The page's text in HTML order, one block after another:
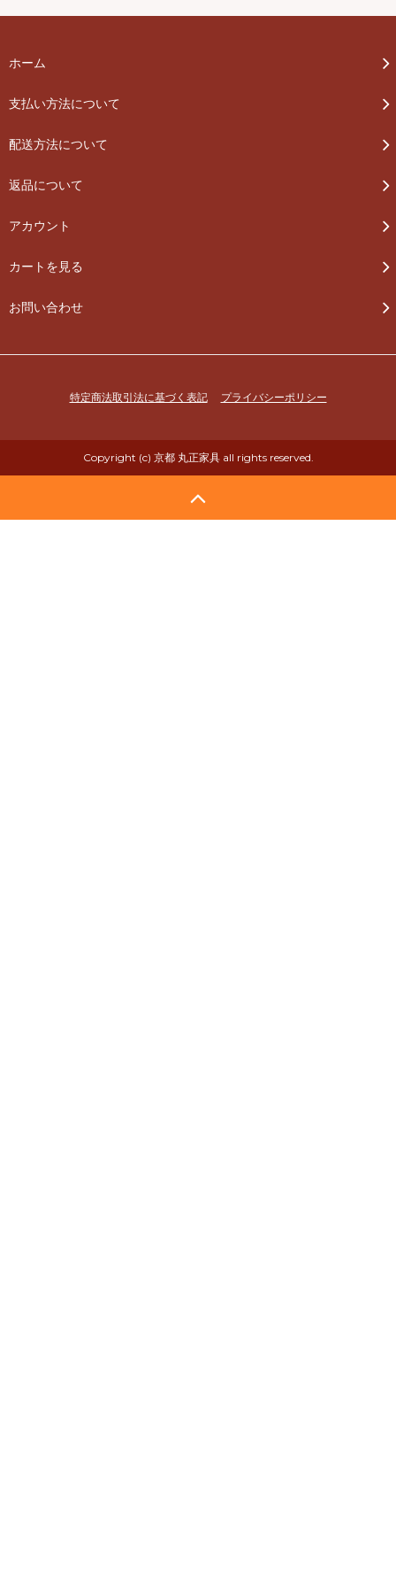
ホーム
支払い方法について
配送方法について
返品について
アカウント
カートを見る
お問い合わせ
特定商法取引法に基づく表記 プライバシーポリシー
Copyright (c) 京都 丸正家具 all rights reserved.